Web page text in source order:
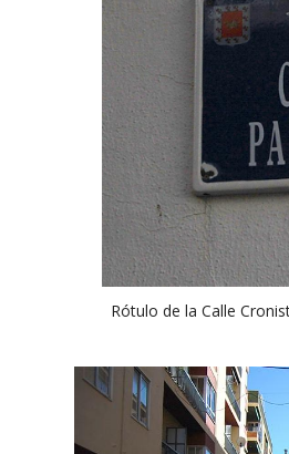
Rótulo de la Calle